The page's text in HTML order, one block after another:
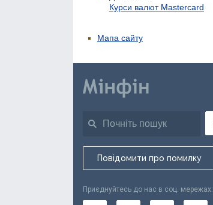
Курси валют Mastercard
Мапа сайту
Повідомити про помилку
Приєднуйтесь до нас в соц. мережах: